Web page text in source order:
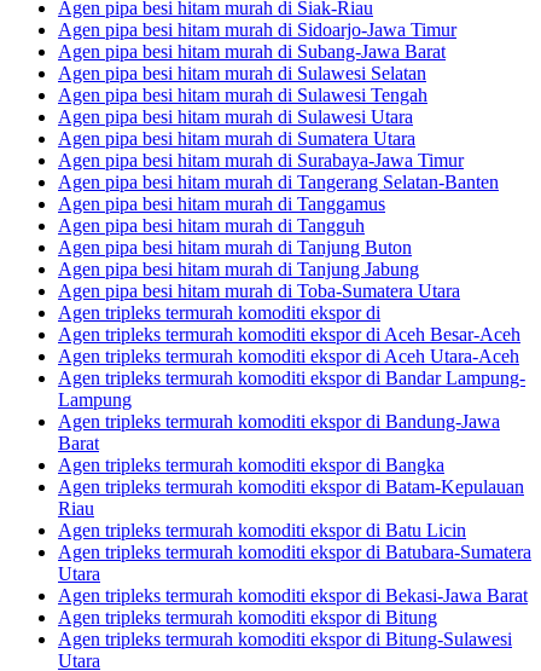
Agen pipa besi hitam murah di Siak-Riau
Agen pipa besi hitam murah di Sidoarjo-Jawa Timur
Agen pipa besi hitam murah di Subang-Jawa Barat
Agen pipa besi hitam murah di Sulawesi Selatan
Agen pipa besi hitam murah di Sulawesi Tengah
Agen pipa besi hitam murah di Sulawesi Utara
Agen pipa besi hitam murah di Sumatera Utara
Agen pipa besi hitam murah di Surabaya-Jawa Timur
Agen pipa besi hitam murah di Tangerang Selatan-Banten
Agen pipa besi hitam murah di Tanggamus
Agen pipa besi hitam murah di Tangguh
Agen pipa besi hitam murah di Tanjung Buton
Agen pipa besi hitam murah di Tanjung Jabung
Agen pipa besi hitam murah di Toba-Sumatera Utara
Agen tripleks termurah komoditi ekspor di
Agen tripleks termurah komoditi ekspor di Aceh Besar-Aceh
Agen tripleks termurah komoditi ekspor di Aceh Utara-Aceh
Agen tripleks termurah komoditi ekspor di Bandar Lampung-
Lampung
Agen tripleks termurah komoditi ekspor di Bandung-Jawa
Barat
Agen tripleks termurah komoditi ekspor di Bangka
Agen tripleks termurah komoditi ekspor di Batam-Kepulauan
Riau
Agen tripleks termurah komoditi ekspor di Batu Licin
Agen tripleks termurah komoditi ekspor di Batubara-Sumatera
Utara
Agen tripleks termurah komoditi ekspor di Bekasi-Jawa Barat
Agen tripleks termurah komoditi ekspor di Bitung
Agen tripleks termurah komoditi ekspor di Bitung-Sulawesi
Utara